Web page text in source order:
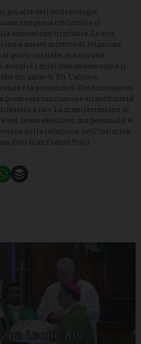
più alte dell’ecclesiologia
reciproca tra Cristo e il
comunione trinitaria. La vita
a questo mistero di relazione.
punto iniziale, ma con una
accoglie i miei comandamenti e li
mi ama» (v. 21). L’amore,
e la presenza di Dio formano un
promessa conclusiva è straordinaria:
a lui». La manifestazione di
nel senso esteriore, ma personale: è
nella relazione, nell’intimità,
(Don Gian Franco Poli).